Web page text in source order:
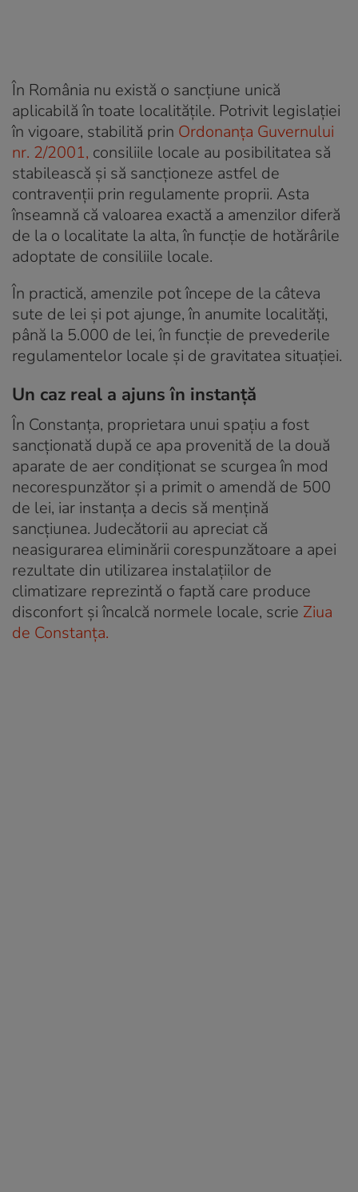
În România nu există o sancțiune unică
aplicabilă în toate localitățile. Potrivit legislației
în vigoare, stabilită prin Ordonanța Guvernului
nr. 2/2001, consiliile locale au posibilitatea să
stabilească și să sancționeze astfel de
contravenții prin regulamente proprii. Asta
înseamnă că valoarea exactă a amenzilor diferă
de la o localitate la alta, în funcție de hotărârile
adoptate de consiliile locale.
În practică, amenzile pot începe de la câteva
sute de lei și pot ajunge, în anumite localități,
până la 5.000 de lei, în funcție de prevederile
regulamentelor locale și de gravitatea situației.
Un caz real a ajuns în instanță
În Constanța, proprietara unui spațiu a fost
sancționată după ce apa provenită de la două
aparate de aer condiționat se scurgea în mod
necorespunzător și a primit o amendă de 500
de lei, iar instanța a decis să mențină
sancțiunea. Judecătorii au apreciat că
neasigurarea eliminării corespunzătoare a apei
rezultate din utilizarea instalațiilor de
climatizare reprezintă o faptă care produce
disconfort și încalcă normele locale, scrie Ziua
de Constanța.